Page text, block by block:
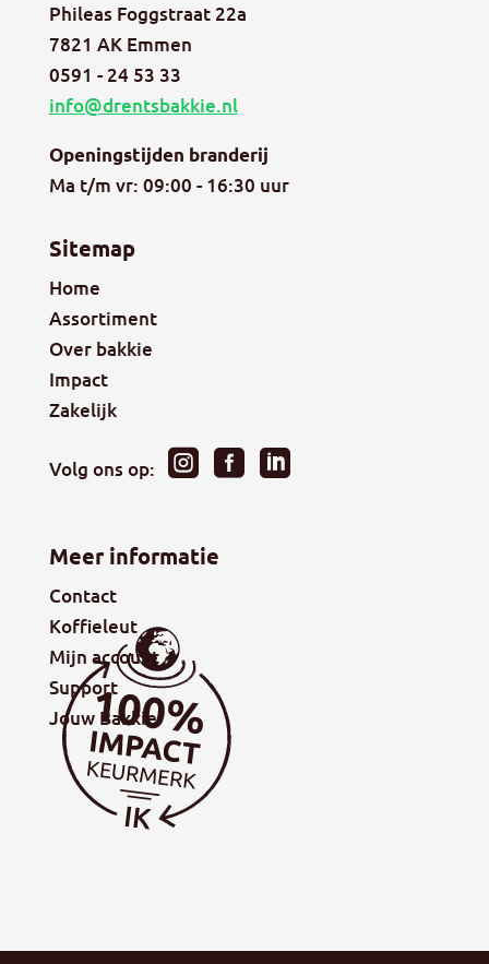
Phileas Foggstraat 22a
7821 AK Emmen
0591 - 24 53 33
info@drentsbakkie.nl
Openingstijden branderij
Ma t/m vr: 09:00 - 16:30 uur
Sitemap
Home
Assortiment
Over bakkie
Impact
Zakelijk
Volg ons op:   
Meer informatie
Contact
Koffieleut
Mijn account
Support
Jouw Bakkie